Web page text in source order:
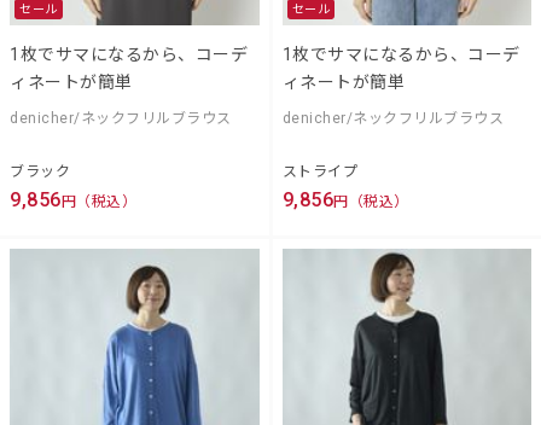
セール
1枚でサマになるから、コーデ
ィネートが簡単
denicher/ネックフリルブラウス
ブラック
9,856円（税込）
セール
1枚でサマになるから、コーデ
ィネートが簡単
denicher/ネックフリルブラウス
ストライプ
9,856円（税込）